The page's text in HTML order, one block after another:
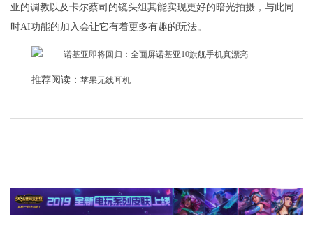
亚的调教以及卡尔蔡司的镜头组其能实现更好的暗光拍摄，与此同
时AI功能的加入会让它有着更多有趣的玩法。
推荐阅读： 苹果无线耳机